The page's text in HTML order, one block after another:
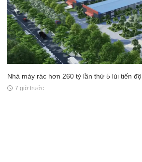
Nhà máy rác hơn 260 tỷ lần thứ 5 lùi tiến độ
7 giờ trước